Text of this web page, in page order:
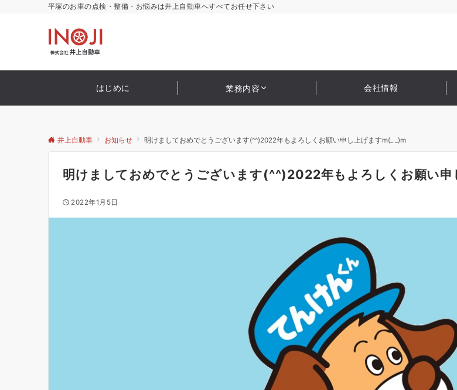
平塚のお車の点検・整備・お悩みは井上自動車へすべてお任せ下さい
はじめに 業務内容 会社情報
井上自動車 お知らせ 明けましておめでとうございます(^^)2022年もよろしくお願い申し上げますm(_ _)m
明けましておめでとうございます(^^)2022年もよろしくお願い
2022年1月5日